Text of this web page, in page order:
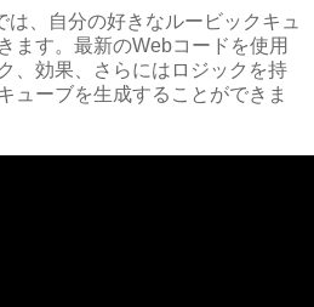
は、自分の好きなルービックキュ
ます。最新のWebコードを使用
、効果、さらにはロジックを持
ューブを生成することができま